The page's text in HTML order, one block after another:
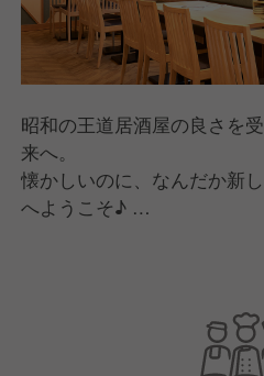
昭和の王道居酒屋の良さを
来へ。
懐かしいのに、なんだか新
へようこそ♪
ざわざわ賑わうレトロモダ
家の想いがこもった季節食